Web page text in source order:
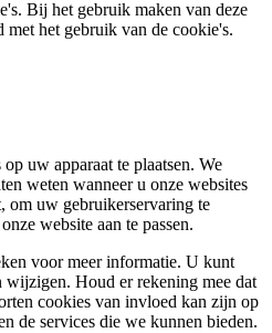
Bij het gebruik maken van deze
met het gebruik van de cookie's.
uw apparaat te plaatsen. We
weten wanneer u onze websites
om uw gebruikerservaring te
website aan te passen.
voor meer informatie. U kunt
Houd er rekening mee dat
cookies van invloed kan zijn op
de services die we kunnen bieden.